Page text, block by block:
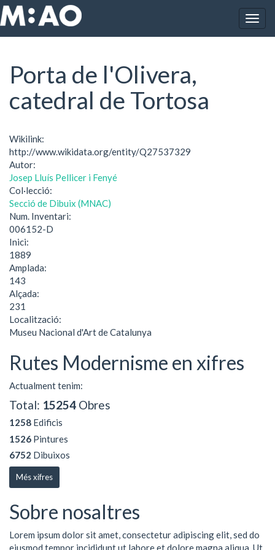
Vés al contingut
Inici Porta de l'Olivera, catedral de Tortosa
Porta de l'Olivera,
catedral de Tortosa
Wikilink:
http://www.wikidata.org/entity/Q27537329
Autor:
Josep Lluís Pellicer i Fenyé
Col·lecció:
Secció de Dibuix (MNAC)
Num. Inventari:
006152-D
Inici:
1889
Amplada:
143
Alçada:
231
Localització:
Museu Nacional d'Art de Catalunya
Rutes Modernisme en xifres
Actualment tenim:
Total: 15254 Obres
1258 Edificis
1526 Pintures
6752 Dibuixos
Més xifres
Sobre nosaltres
Lorem ipsum dolor sit amet, consectetur adipiscing elit, sed do
eiusmod tempor incididunt ut labore et dolore magna aliqua. Ut